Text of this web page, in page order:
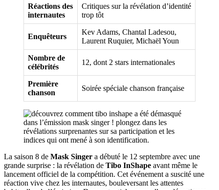
Réactions des
internautes
Critiques sur la révélation d’identité
trop tôt
Enquêteurs
Kev Adams, Chantal Ladesou,
Laurent Ruquier, Michaël Youn
Nombre de
célébrités
12, dont 2 stars internationales
Première
chanson
Soirée spéciale chanson française
La saison 8 de Mask Singer a débuté le 12 septembre avec une
grande surprise : la révélation de Tibo InShape avant même le
lancement officiel de la compétition. Cet événement a suscité une
réaction vive chez les internautes, bouleversant les attentes